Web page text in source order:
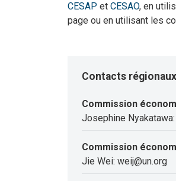
CESAP et CESAO, en
page ou en utilisant les
Contacts
Commission
Josephine
Commission
Jie Wei: weij@un.org